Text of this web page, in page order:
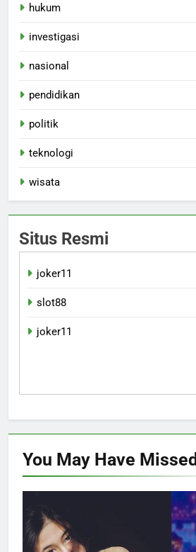
hukum
investigasi
nasional
pendidikan
politik
teknologi
wisata
Situs Resmi
joker11
slot88
joker11
You May Have Missed
HIBURAN